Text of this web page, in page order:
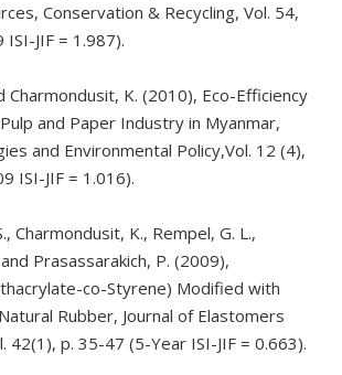
Conservation & Recycling, Vol. 54,
JIF = 1.987).
Charmondusit, K. (2010), Eco-Efficiency
and Paper Industry in Myanmar,
and Environmental Policy,Vol. 12 (4),
ISI-JIF = 1.016).
Charmondusit, K., Rempel, G. L.,
Prasassarakich, P. (2009),
co-Styrene) Modified with
Rubber, Journal of Elastomers
42(1), p. 35-47 (5-Year ISI-JIF = 0.663).